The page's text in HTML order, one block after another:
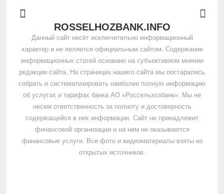
ROSSELHOZBANK.INFO
Данный сайт несёт исключительно информационный
характер и не является официальным сайтом. Содержание
информационных статей основано на субъективном мнении
редакции сайта. На страницах нашего сайта мы постарались
собрать и систематизировать наиболее полную информацию
об услугах и тарифах банка АО «Россельхозбанк». Мы не
несем ответственность за полноту и достоверность
содержащейся в них информации. Сайт не принадлежит
финансовой организации и на нем не оказываются
финансовые услуги. Все фото и видеоматериалы взяты из
открытых источников.